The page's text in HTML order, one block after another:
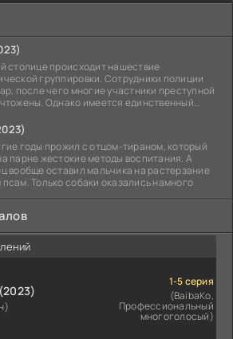
столице происходит нашествие
группировки. Сотрудники полиции
после чего многие участники преступной
Однако имеется единственный
годы прожил с отцом-тираном, который
парне жестокие методы воспитания. А
вообще оставил мальчика на растерзание
Только собаки оказались намного
1-5 серия
(BaibaKo,
Профессиональный
многоголосый)